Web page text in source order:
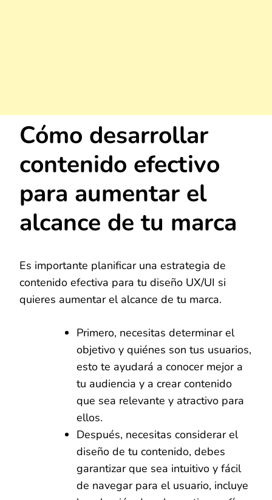
Cómo desarrollar
contenido efectivo
para aumentar el
alcance de tu marca
Es importante planificar una estrategia de
contenido efectiva para tu diseño UX/UI si
quieres aumentar el alcance de tu marca.
Primero, necesitas determinar el
objetivo y quiénes son tus usuarios,
esto te ayudará a conocer mejor a
tu audiencia y a crear contenido
que sea relevante y atractivo para
ellos.
Después, necesitas considerar el
diseño de tu contenido, debes
garantizar que sea intuitivo y fácil
de navegar para el usuario, incluye